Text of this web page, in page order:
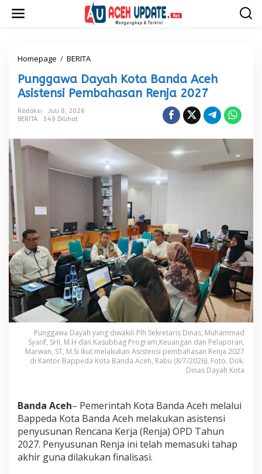
Homepage / BERITA
n
g
g
a
y
a
a
a
n
d
a
A
c
e
h
A
s
i
s
s
i
P
e
m
b
Punggawa Dayah Kota Banda Aceh
Asistensi Pembahasan Renja 2027
Redaksi
Juli 8, 2026
BERITA
349 Dilihat
Punggawa Dayah yang diwakili Plh Sekretaris Dinas, Muhammad
Syarif, SHI, M.H dan Kasubbag Program,Keuangan dan Pelaporan,
Marwan, ST, M.Si ikut melakukan Asistensi pembahasan Renja 2027
di Kantor Bappeda Kota Banda Aceh, Rabu (8/7/2026). Foto. Dok.
Dinas Dayah Kota
Banda Aceh– Pemerintah Kota Banda Aceh melalui
Bappeda Kota Banda Aceh melakukan asistensi
penyusunan Rencana Kerja (Renja) OPD Tahun
2027. Penyusunan Renja ini telah memasuki tahap
akhir guna dilakukan finalisasi.